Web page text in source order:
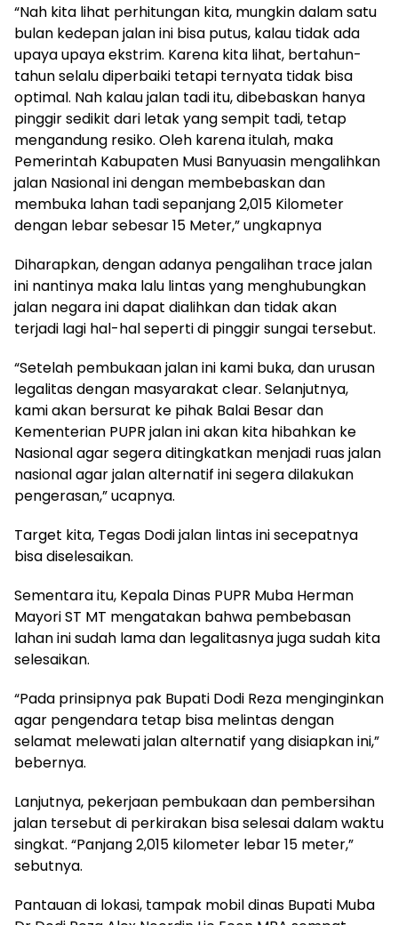
“Nah kita lihat perhitungan kita, mungkin dalam satu
bulan kedepan jalan ini bisa putus, kalau tidak ada
upaya upaya ekstrim. Karena kita lihat, bertahun-
tahun selalu diperbaiki tetapi ternyata tidak bisa
optimal. Nah kalau jalan tadi itu, dibebaskan hanya
pinggir sedikit dari letak yang sempit tadi, tetap
mengandung resiko. Oleh karena itulah, maka
Pemerintah Kabupaten Musi Banyuasin mengalihkan
jalan Nasional ini dengan membebaskan dan
membuka lahan tadi sepanjang 2,015 Kilometer
dengan lebar sebesar 15 Meter,” ungkapnya
Diharapkan, dengan adanya pengalihan trace jalan
ini nantinya maka lalu lintas yang menghubungkan
jalan negara ini dapat dialihkan dan tidak akan
terjadi lagi hal-hal seperti di pinggir sungai tersebut.
“Setelah pembukaan jalan ini kami buka, dan urusan
legalitas dengan masyarakat clear. Selanjutnya,
kami akan bersurat ke pihak Balai Besar dan
Kementerian PUPR jalan ini akan kita hibahkan ke
Nasional agar segera ditingkatkan menjadi ruas jalan
nasional agar jalan alternatif ini segera dilakukan
pengerasan,” ucapnya.
Target kita, Tegas Dodi jalan lintas ini secepatnya
bisa diselesaikan.
Sementara itu, Kepala Dinas PUPR Muba Herman
Mayori ST MT mengatakan bahwa pembebasan
lahan ini sudah lama dan legalitasnya juga sudah kita
selesaikan.
“Pada prinsipnya pak Bupati Dodi Reza menginginkan
agar pengendara tetap bisa melintas dengan
selamat melewati jalan alternatif yang disiapkan ini,”
bebernya.
Lanjutnya, pekerjaan pembukaan dan pembersihan
jalan tersebut di perkirakan bisa selesai dalam waktu
singkat. “Panjang 2,015 kilometer lebar 15 meter,”
sebutnya.
Pantauan di lokasi, tampak mobil dinas Bupati Muba